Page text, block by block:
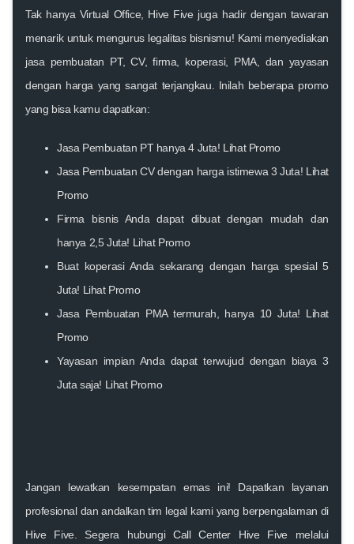
Tak hanya Virtual Office, Hive Five juga hadir dengan tawaran
menarik untuk mengurus legalitas bisnismu! Kami menyediakan
jasa pembuatan PT, CV, firma, koperasi, PMA, dan yayasan
dengan harga yang sangat terjangkau. Inilah beberapa promo
yang bisa kamu dapatkan:
Jasa Pembuatan PT hanya 4 Juta! Lihat Promo
Jasa Pembuatan CV dengan harga istimewa 3 Juta! Lihat
Promo
Firma bisnis Anda dapat dibuat dengan mudah dan
hanya 2,5 Juta! Lihat Promo
Buat koperasi Anda sekarang dengan harga spesial 5
Juta! Lihat Promo
Jasa Pembuatan PMA termurah, hanya 10 Juta! Lihat
Promo
Yayasan impian Anda dapat terwujud dengan biaya 3
Juta saja! Lihat Promo
Jangan lewatkan kesempatan emas ini! Dapatkan layanan
profesional dan andalkan tim legal kami yang berpengalaman di
Hive Five. Segera hubungiCall Center Hive Five melalui